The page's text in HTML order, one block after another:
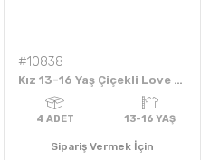
#10838
Kız 13-16 Yaş Çiçekli Love Sırt Baskılı Tişört
Sipariş Vermek İçin